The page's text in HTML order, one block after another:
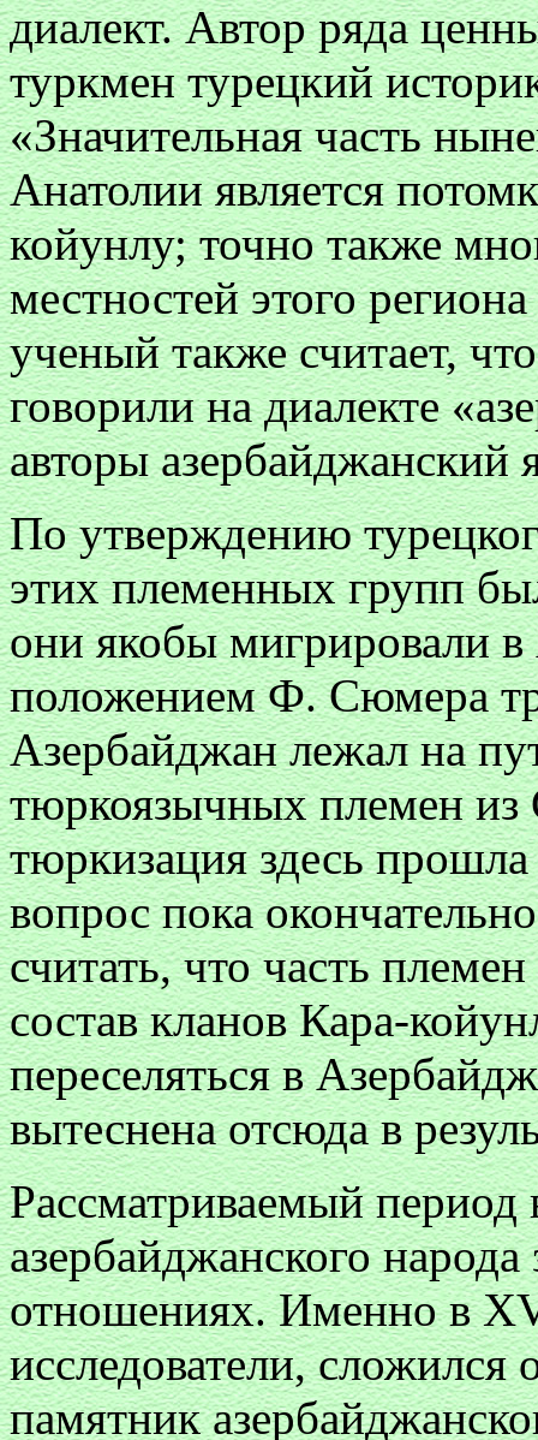
диалект. Автор ряда
туркмен турецкий
«Значительная часть
Анатолии является
койунлу; точно также
местностей этого
ученый также считает,
говорили на диалекте
авторы
По утверждению
этих племенных групп
они якобы мигрировали
положением Ф. Сюмера
Азербайджан лежал на
тюркоязычных племен
тюркизация здесь
вопрос пока
считать, что часть
состав кланов Кара-
переселяться в
вытеснена отсюда в
Рассматриваемый
азербайджанского
отношениях. Именно в
исследователи, сложился
памятник